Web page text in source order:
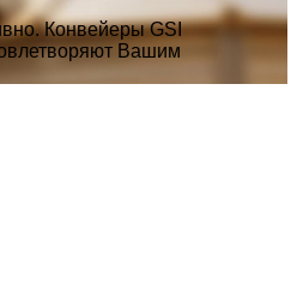
Конвейеры GSI
Вашим